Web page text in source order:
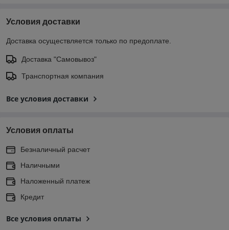
Условия доставки
Доставка осуществляется только по предоплате.
Доставка "Самовывоз"
Транспортная компания
Все условия доставки
Условия оплаты
Безналичный расчет
Наличными
Наложенный платеж
Кредит
Все условия оплаты